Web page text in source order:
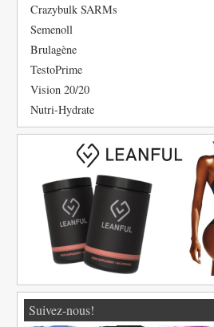
Crazybulk SARMs
Semenoll
Brulagène
TestoPrime
Vision 20/20
Nutri-Hydrate
Suivez-nous!